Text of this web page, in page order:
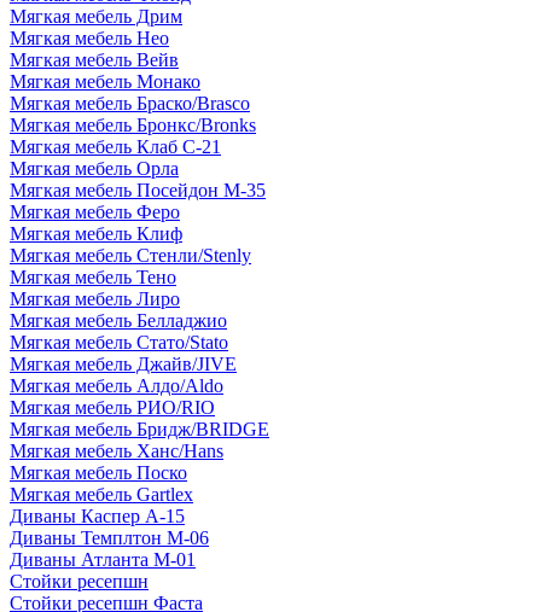
Мягкая мебель Дрим
Мягкая мебель Нео
Мягкая мебель Вейв
Мягкая мебель Монако
Мягкая мебель Браско/Brasco
Мягкая мебель Бронкс/Bronks
Мягкая мебель Клаб С-21
Мягкая мебель Орла
Мягкая мебель Посейдон М-35
Мягкая мебель Феро
Мягкая мебель Клиф
Мягкая мебель Стенли/Stenly
Мягкая мебель Тено
Мягкая мебель Лиро
Мягкая мебель Белладжио
Мягкая мебель Стато/Stato
Мягкая мебель Джайв/JIVE
Мягкая мебель Алдо/Aldo
Мягкая мебель РИО/RIO
Мягкая мебель Бридж/BRIDGE
Мягкая мебель Ханс/Hans
Мягкая мебель Поско
Мягкая мебель Gartlex
Диваны Каспер А-15
Диваны Темплтон М-06
Диваны Атланта М-01
Стойки ресепшн
Стойки ресепшн Фаста